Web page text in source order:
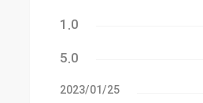
1.0
5.0
25‏/01‏/2023